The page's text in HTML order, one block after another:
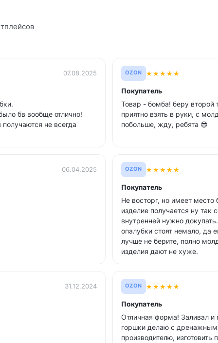
07.08.2025
бв вообще отлично!
не всегда
OZON ★★★★★
Покупатель
Товар - бомба! беру второй
приятно взять в руки, с
побольше, жду, ребята 😎
06.04.2025 OZON ★★★★★
Покупатель
Не восторг, но имеет место
изделие получается ну
внутренней нужно
опалубки стоят немало, да
лучше не берите, полно
изделия дают не хуже.
31.12.2024 OZON ★★★★★
Покупатель
Отличная форма! Заливал и
горшки делаю с
производителю,